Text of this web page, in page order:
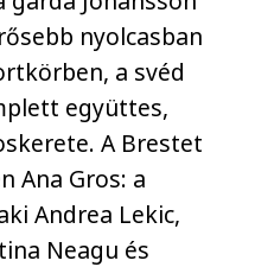
nyolcasban
a svéd
együttes,
A Brestet
Ana Gros: a
Andrea Lekic,
Neagu és